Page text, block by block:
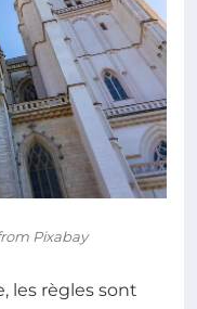
Pixabay
les règles sont